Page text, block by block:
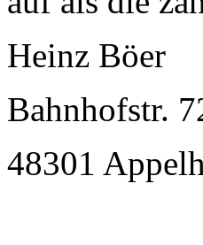
Heinz Böer
Bahnhofstr.
48301